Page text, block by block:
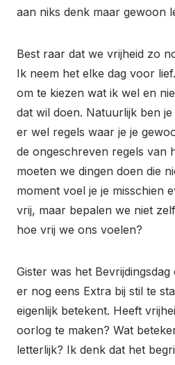
aan niks denk maar gewoon
Best raar dat we vrijheid zo
Ik neem het elke dag voor
om te kiezen wat ik wel en
dat wil doen. Natuurlijk ben
er wel regels waar je je
de ongeschreven regels van
moeten we dingen doen die
moment voel je je misschien
vrij, maar bepalen we niet
hoe vrij we ons voelen?
Gister was het
er nog eens Extra bij stil te
eigenlijk betekent. Heeft
oorlog te maken? Wat
letterlijk? Ik denk dat het